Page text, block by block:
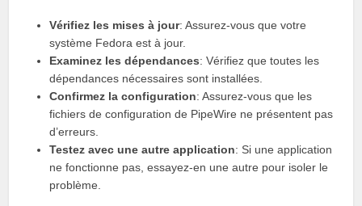
Vérifiez les mises à jour: Assurez-vous que votre
système Fedora est à jour.
Examinez les dépendances: Vérifiez que toutes les
dépendances nécessaires sont installées.
Confirmez la configuration: Assurez-vous que les
fichiers de configuration de PipeWire ne présentent pas
d’erreurs.
Testez avec une autre application: Si une application
ne fonctionne pas, essayez-en une autre pour isoler le
problème.